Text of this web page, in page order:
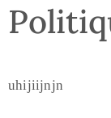
uhijiijnjn